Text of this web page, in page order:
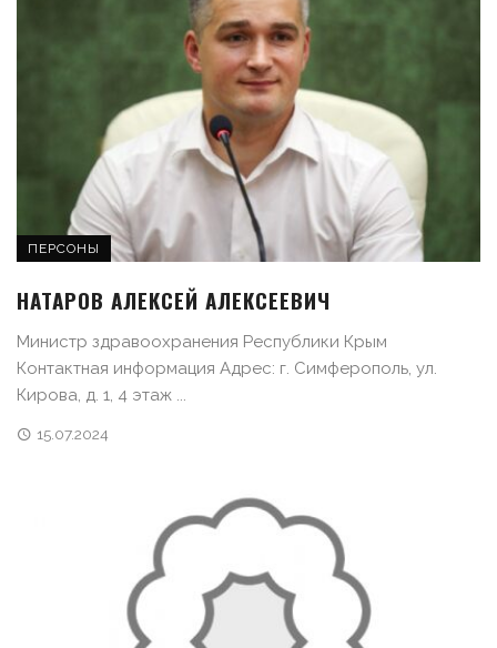
ПЕРСОНЫ
НАТАРОВ АЛЕКСЕЙ АЛЕКСЕЕВИЧ
Министр здравоохранения Республики Крым
Контактная информация Адрес: г. Симферополь, ул.
Кирова, д. 1, 4 этаж ...
15.07.2024